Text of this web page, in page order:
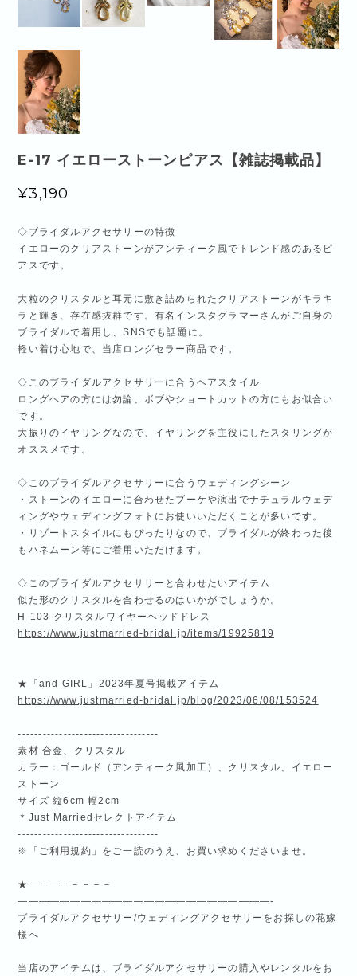
E-17 イエローストーンピアス【雑誌掲載品】
¥3,190
◇ブライダルアクセサリーの特徴
イエローのクリアストーンがアンティーク風でトレンド感のあるピ
アスです。
大粒のクリスタルと耳元に敷き詰められたクリアストーンがキラキ
ラと輝き、存在感抜群です。有名インスタグラマーさんがご自身の
ブライダルで着用し、SNSでも話題に。
軽い着け心地で、当店ロングセラー商品です。
◇このブライダルアクセサリーに合うヘアスタイル
ロングヘアの方には勿論、ボブやショートカットの方にもお似合い
です。
大振りのイヤリングなので、イヤリングを主役にしたスタリングが
オススメです。
◇このブライダルアクセサリーに合うウェディングシーン
・ストーンのイエローに合わせたブーケや演出でナチュラルウェデ
ィングやウェディングフォトにお使いいただくことが多いです。
・リゾートスタイルにもぴったりなので、ブライダルが終わった後
もハネムーン等にご着用いただけます。
◇このブライダルアクセサリーと合わせたいアイテム
似た形のクリスタルを合わせるのはいかがでしょうか。
H-103 クリスタルワイヤーヘッドドレス
https://www.justmarried-bridal.jp/items/19925819
★「and GIRL」2023年夏号掲載アイテム
https://www.justmarried-bridal.jp/blog/2023/06/08/153524
----------------------------------
素材 合金、クリスタル
カラー：ゴールド（アンティーク風加工）、クリスタル、イエロー
ストーン
サイズ 縦6cm 幅2cm
＊Just Marriedセレクトアイテム
----------------------------------
※「ご利用規約」をご一読のうえ、お買い求めくださいませ。
★━━━━－－－－
————————————————————————-
ブライダルアクセサリー/ウェディングアクセサリーをお探しの花嫁
様へ
当店のアイテムは、ブライダルアクセサリーの購入やレンタルをお